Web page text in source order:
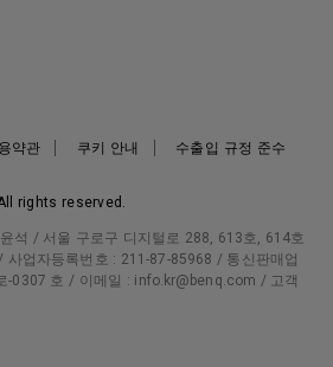
rights reserved.
약관 쿠키 안내 수출입 규정 준수
석 / 서울 구로구 디지털로 288, 613호, 614호
사업자등록번호 : 211-87-85968 / 통신판매업
-0307 호 / 이메일 : info.kr@benq.com / 고객